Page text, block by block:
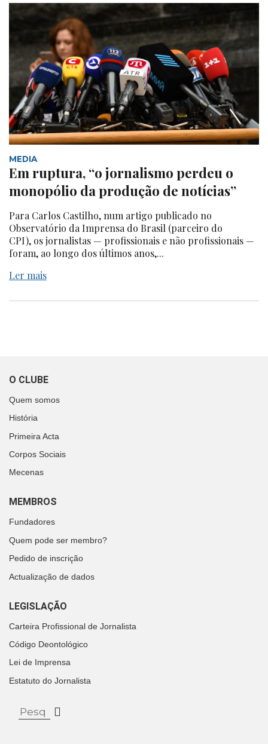
MEDIA
Em ruptura, “o jornalismo perdeu o
monopólio da produção de notícias”
Para Carlos Castilho, num artigo publicado no
Observatório da Imprensa do Brasil (parceiro do
CPI), os jornalistas — profissionais e não profissionais —
foram, ao longo dos últimos anos,...
Ler mais
O CLUBE
Quem somos
História
Primeira Acta
Corpos Sociais
Mecenas
MEMBROS
Fundadores
Quem pode ser membro?
Pedido de inscrição
Actualização de dados
LEGISLAÇÃO
Carteira Profissional de Jornalista
Código Deontológico
Lei de Imprensa
Estatuto do Jornalista